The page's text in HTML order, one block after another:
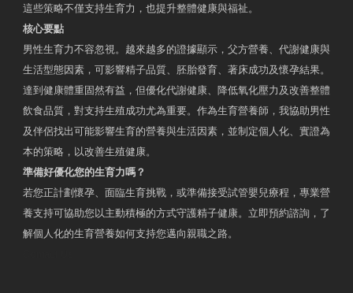
這些策略不僅支持生育力，也提升整體健康與福祉。
核心要點
男性生育力不容忽視。越來越多的證據顯示，父方營養、代謝健康與
生活型態因素，可影響精子品質、胚胎發育、著床成功及懷孕結果。
達到健康體重固然有益，但優化代謝健康、降低氧化壓力及改善整體
飲食品質，對支持生殖成功尤為重要。作為生育營養師，我協助男性
及伴侶找出可能影響生育的營養與生活因素，並制定個人化、實證為
本的策略，以改善生殖健康。
準備好優化您的生育力嗎？
若您正計劃懷孕、面臨生育挑戰，或準備接受試管嬰兒療程，專業營
養支持可協助您以主動積極的方式守護精子健康。立即預約諮詢，了
解個人化的生育營養如何支持您邁向親職之路。